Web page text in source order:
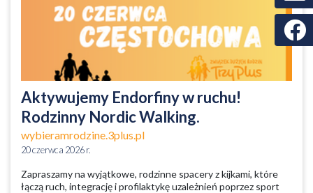
Aktywujemy Endorfiny w ruchu!
Rodzinny Nordic Walking.
wybieramrodzine.3plus.pl
20 czerwca 2026 r.
Zapraszamy na wyjątkowe, rodzinne spacery z kijkami, które
łączą ruch, integrację i profilaktykę uzależnień poprzez sport